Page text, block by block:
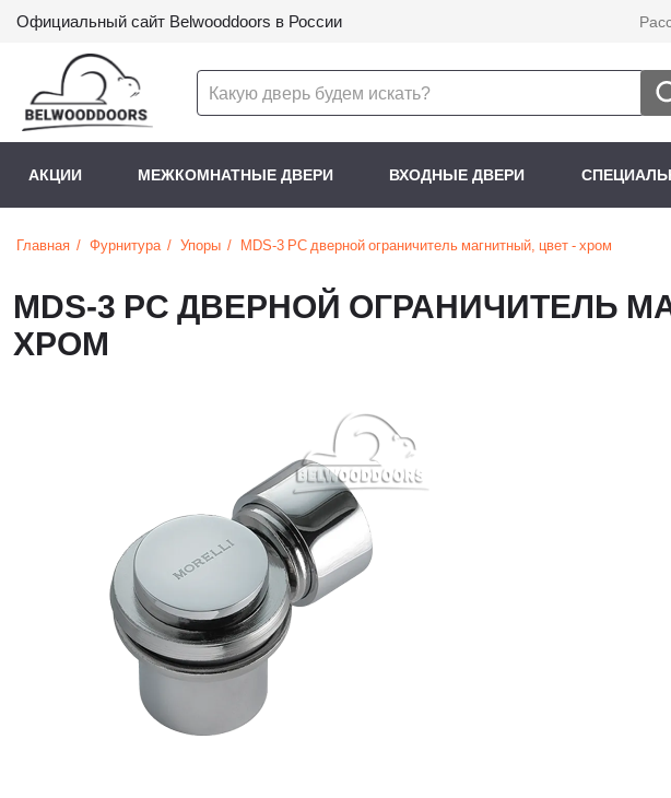
Официальный сайт Belwooddoors в России
АКЦИИ МЕЖКОМНАТНЫЕ ДВЕРИ ВХОДНЫЕ ДВЕРИ
Главная Фурнитура Упоры MDS-3 PC дверной ограничитель магнитный, цвет - хром
MDS-3 PC ДВЕРНОЙ ОГРАНИЧИТЕЛЬ
ХРОМ